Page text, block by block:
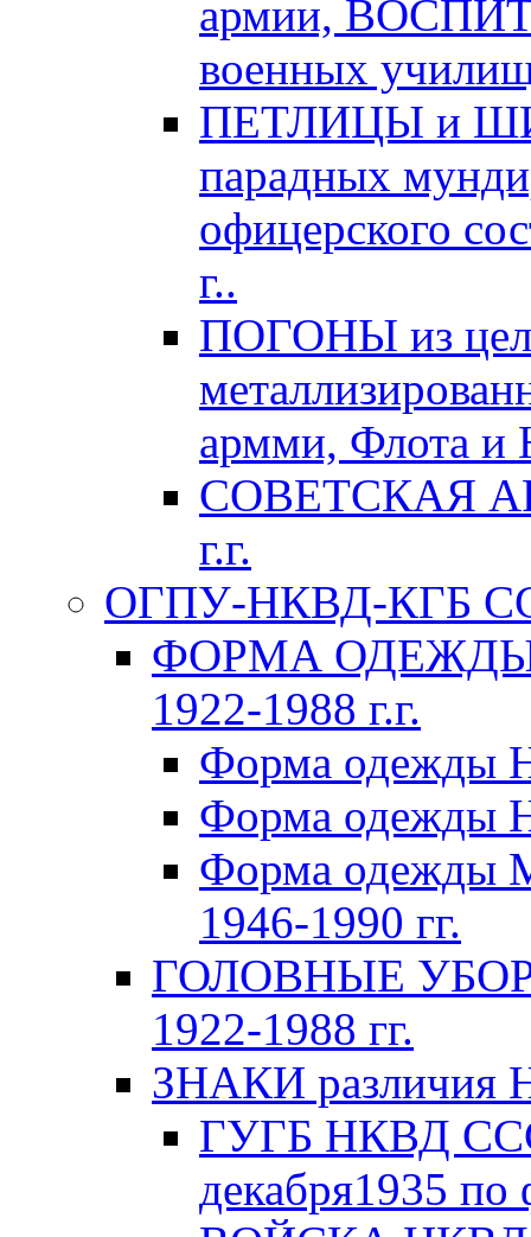
армии,
военных
ПЕТЛИЦЫ и
парадных
офицерского
г..
ПОГОНЫ из
армми, Флота и
СОВЕТСКАЯ
г.г.
ОГПУ-НКВД-КГБ
ФОРМА ОДЕЖДЫ
1922-1988 г.г.
Форма одежды
Форма одежды
Форма
1946-1990 гг.
ГОЛОВНЫЕ
1922-1988 гг.
ЗНАКИ различия
ГУГБ НКВД
декабря1935 по